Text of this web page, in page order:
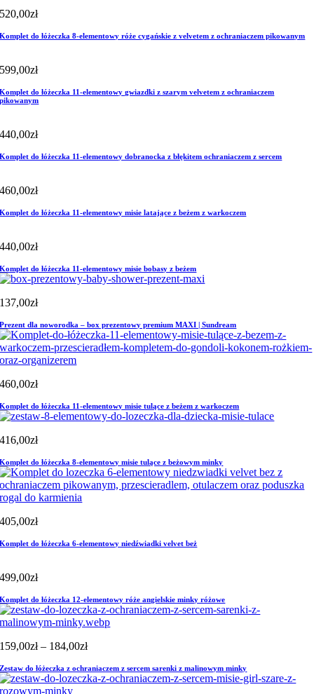
520,00zł
Komplet do łóżeczka 8-elementowy róże cygańskie z velvetem z ochraniaczem pikowanym
599,00zł
Komplet do łóżeczka 11-elementowy gwiazdki z szarym velvetem z ochraniaczem
pikowanym
440,00zł
Komplet do łóżeczka 11-elementowy dobranocka z błękitem ochraniaczem z sercem
460,00zł
Komplet do łóżeczka 11-elementowy misie latające z beżem z warkoczem
440,00zł
Komplet do łóżeczka 11-elementowy misie bobasy z beżem
137,00zł
Prezent dla noworodka – box prezentowy premium MAXI | Sundream
460,00zł
Komplet do łóżeczka 11-elementowy misie tulące z beżem z warkoczem
416,00zł
Komplet do łóżeczka 8-elementowy misie tulące z beżowym minky
405,00zł
Komplet do łóżeczka 6-elementowy niedźwiadki velvet beż
499,00zł
Komplet do łóżeczka 12-elementowy róże angielskie minky różowe
159,00zł – 184,00złZakres
od
159,00zł
Zestaw do łóżeczka z ochraniaczem z sercem sarenki z malinowym minky